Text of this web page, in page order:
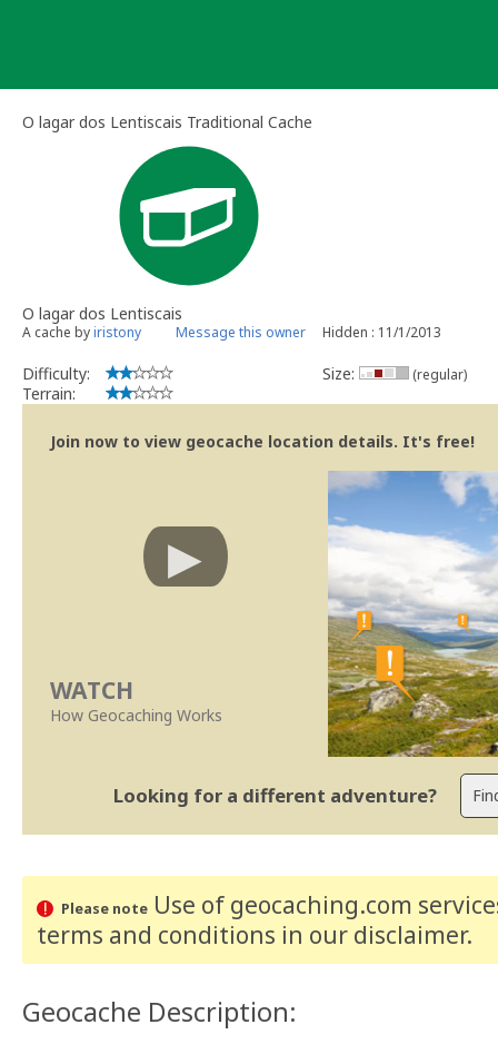
O lagar dos Lentiscais Traditional Cache
O lagar dos Lentiscais
A cache byiristony Message this owner Hidden : 11/1/2013
Difficulty:
Terrain:
Size: (regular)
Join now to view geocache location details. It's free!
WATCH
How Geocaching Works
Looking for a different adventure?
Please noteUse of geocaching.com
terms and conditions in our disclaimer.
Geocache Description: